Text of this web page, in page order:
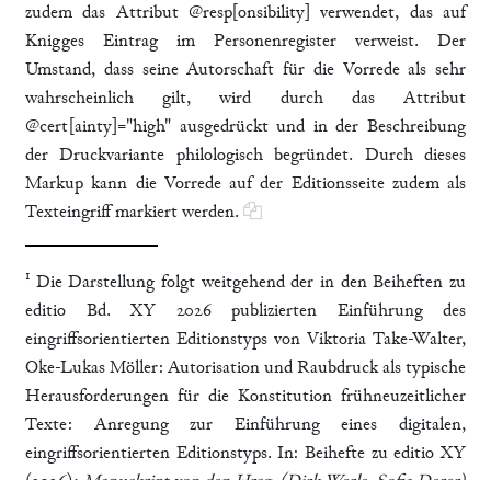
zudem das Attribut @resp[onsibility] verwendet, das auf
Knigges Eintrag im Personenregister verweist. Der
Umstand, dass seine Autorschaft für die Vorrede als sehr
wahrscheinlich gilt, wird durch das Attribut
@cert[ainty]="high" ausgedrückt und in der Beschreibung
der Druckvariante philologisch begründet. Durch dieses
Markup kann die Vorrede auf der Editionsseite zudem als
Texteingriff markiert werden.
1 Die Darstellung folgt weitgehend der in den Beiheften zu
editio Bd. XY 2026 publizierten Einführung des
eingriffsorientierten Editionstyps von Viktoria Take-Walter,
Oke-Lukas Möller: Autorisation und Raubdruck als typische
Herausforderungen für die Konstitution frühneuzeitlicher
Texte: Anregung zur Einführung eines digitalen,
eingriffsorientierten Editionstyps. In: Beihefte zu editio XY